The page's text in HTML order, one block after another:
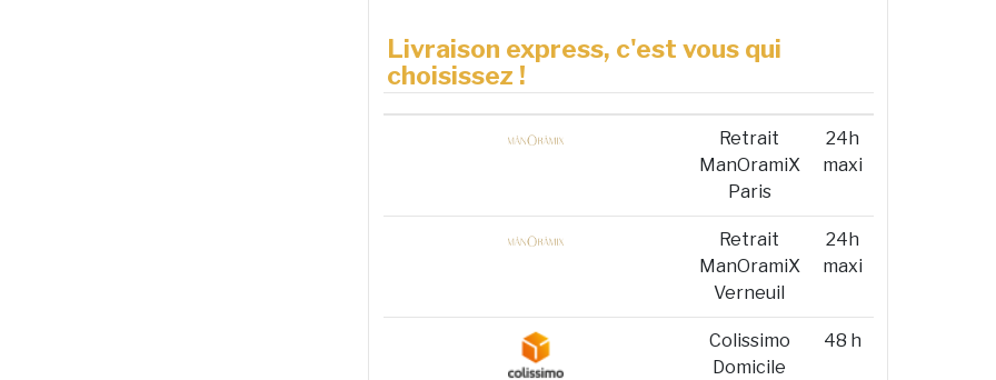
Livraison express, c'est vous qui
choisissez !
Retrait
ManOramiX
Paris
24h
maxi
Retrait
ManOramiX
Verneuil
24h
maxi
Colissimo
Domicile
48 h